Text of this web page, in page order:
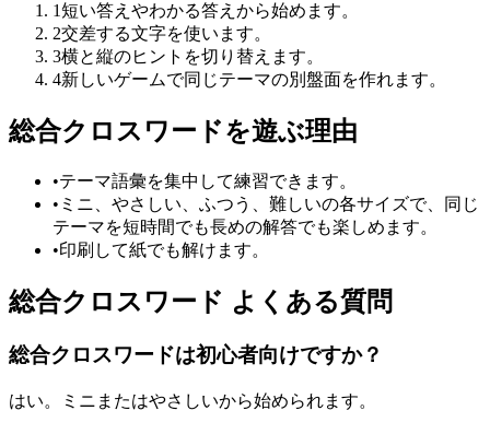
1短い答えやわかる答えから始めます。
2交差する文字を使います。
3横と縦のヒントを切り替えます。
4新しいゲームで同じテーマの別盤面を作れます。
総合クロスワードを遊ぶ理由
•テーマ語彙を集中して練習できます。
• ミニ、やさしい、ふつう、難しいの各サイズで、同じ
テーマを短時間でも長めの解答でも楽しめます。
•印刷して紙でも解けます。
総合クロスワード よくある質問
総合クロスワードは初心者向けですか？
はい。ミニまたはやさしいから始められます。